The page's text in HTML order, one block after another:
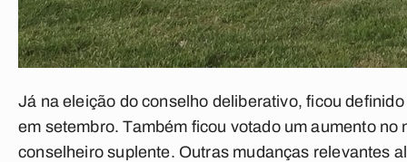
Já na eleição do conselho deliberativo, ficou
em setembro. Também ficou votado um aumento
conselheiro suplente. Outras mudanças relevantes